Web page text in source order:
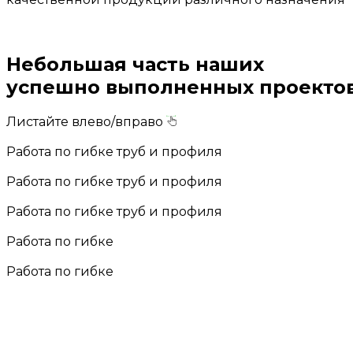
Небольшая часть наших
успешно выполненных
Листайте влево/вправо
Работа по гибке труб и профиля
Работа по гибке труб и профиля
Работа по гибке труб и профиля
Работа по гибке
Работа по гибке